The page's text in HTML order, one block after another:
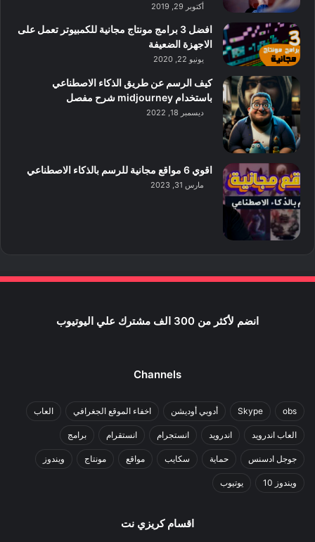
أكتوبر 29, 2019
افضل 3 برامج مونتاج مجانية للكمبيوتر تعمل على
الاجهزة الضعيفة
يونيو 22, 2020
كيف الرسم عن طريق الذكاء الاصطناعي
باستخدام midjourney شرح مفصل
ديسمبر 18, 2022
اقوي 6 مواقع مجانية للرسم بالذكاء الاصطناعي
مارس 31, 2023
انضم لأكثر من 300 الف مشترك علي اليوتيوب
Channels
obs
Skype أدوبي أوديشن اخفاء الموقع الجغرافي العاب
العاب اندرويد اندرويد انستجرام انستقرام برامج
جوجل ادسنس حماية سكايب مواقع مونتاج ويندوز
ويندوز 10 يوتيوب
اقسام كريزي نت